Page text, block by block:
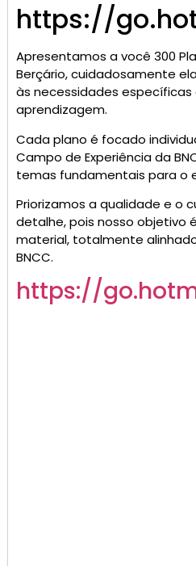
https://
Apresentamos a você 300
Berçário, cuidadosamente
às necessidades
aprendizagem.
Cada plano é focado
Campo de Experiência da
temas fundamentais para o
Priorizamos a qualidade e o
detalhe, pois nosso objetivo
material, totalmente
BNCC.
https://